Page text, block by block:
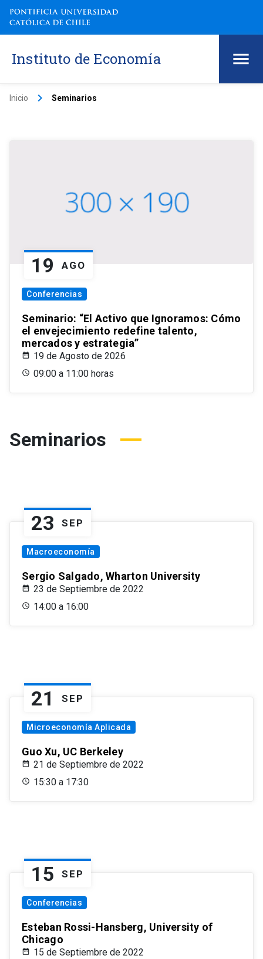
Instituto de Economía
Inicio keyboard_arrow_right Seminarios
19 AGO
Conferencias
Seminario: “El Activo que Ignoramos: Cómo
el envejecimiento redefine talento,
mercados y estrategia”
19 de Agosto de 2026
09:00 a 11:00 horas
Seminarios
23 SEP
Macroeconomía
Sergio Salgado, Wharton University
23 de Septiembre de 2022
14:00 a 16:00
21 SEP
Microeconomía Aplicada
Guo Xu, UC Berkeley
21 de Septiembre de 2022
15:30 a 17:30
15 SEP
Conferencias
Esteban Rossi-Hansberg, University of
Chicago
15 de Septiembre de 2022